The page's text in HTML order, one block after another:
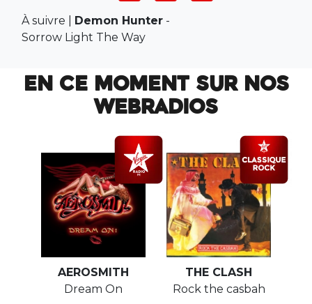
À suivre | Demon Hunter -
Sorrow Light The Way
EN CE MOMENT SUR NOS
WEBRADIOS
AEROSMITH
Dream On
THE CLASH
Rock the casbah